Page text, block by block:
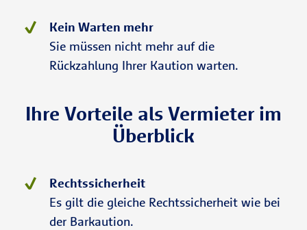
Kein Warten mehr
Sie müssen nicht mehr auf die
Rückzahlung Ihrer Kaution warten.
Ihre Vorteile als Vermieter im
Überblick
Rechtssicherheit
Es gilt die gleiche Rechtssicherheit wie bei
der Barkaution.